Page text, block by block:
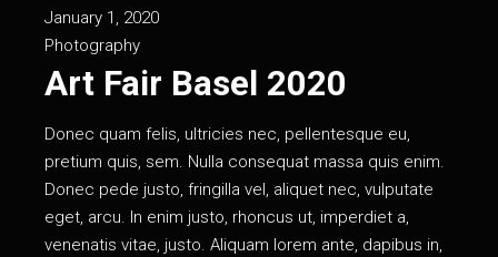
January 1, 2020
Photography
Art Fair Basel 2020
Donec quam felis, ultricies nec, pellentesque eu,
pretium quis, sem. Nulla consequat massa quis enim.
Donec pede justo, fringilla vel, aliquet nec, vulputate
eget, arcu. In enim justo, rhoncus ut, imperdiet a,
venenatis vitae, justo. Aliquam lorem ante, dapibus in,